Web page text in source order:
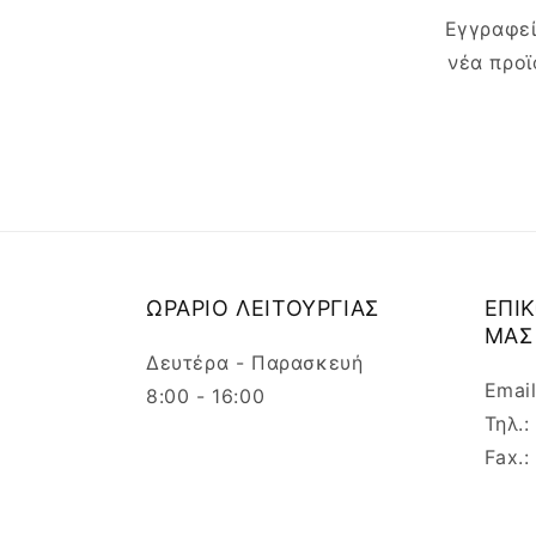
νέα
ΩΡΑΡΙΟ ΛΕΙΤΟΥΡΓΙΑΣ
Δευτέρα - Παρασκευή
8:00 - 16:00
ΜΑΣ